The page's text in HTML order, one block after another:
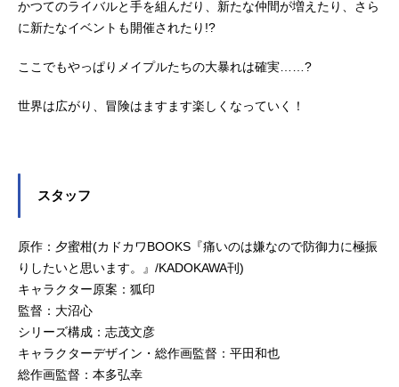
かつてのライバルと手を組んだり、新たな仲間が増えたり、さら
に新たなイベントも開催されたり!?
ここでもやっぱりメイプルたちの大暴れは確実……?
世界は広がり、冒険はますます楽しくなっていく！
スタッフ
原作：夕蜜柑(カドカワBOOKS『痛いのは嫌なので防御力に極振
りしたいと思います。』/KADOKAWA刊)
キャラクター原案：狐印
監督：大沼心
シリーズ構成：志茂文彦
キャラクターデザイン・総作画監督：平田和也
総作画監督：本多弘幸